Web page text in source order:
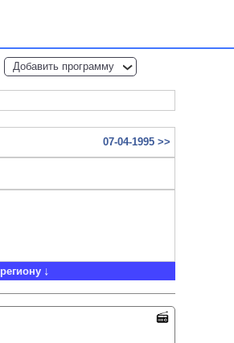
Добавить программу
07-04-1995 >>
региону